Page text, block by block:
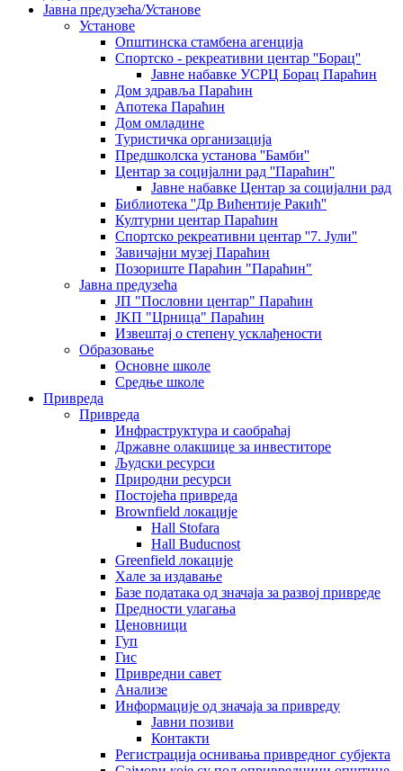
Јавна предузећа/Установе
Установе
Општинскa стамбенa агенцијa
Спортско - рекреативни центар ''Борац''
Јавне набавке УСРЦ Борац Параћин
Дом здравља Параћин
Апотека Параћин
Дом омладине
Туристичка организација
Предшколска установа ''Бамби''
Центар за социјални рад ''Параћин''
Јавне набавке Центар за социјални рад
Библиотека ''Др Вићентије Ракић''
Културни центар Параћин
Спортско рекреативни центар ''7. Јули''
Завичајни музеј Параћин
Позориште Параћин "Параћин"
Јавна предузећа
ЈП "Пословни центар" Параћин
ЈKП "Црница" Параћин
Извештај о степену усклађености
Образовање
Основне школе
Средње школе
Привреда
Привреда
Инфраструктура и саобраћај
Државне олакшице за инвеститоре
Људски ресурси
Природни ресурси
Постојећа привреда
Brownfield локације
Hall Stofara
Hall Buducnost
Greenfield локације
Хале за издавање
Базе података од значаја за развој привреде
Предности улагања
Ценовници
Гуп
Гис
Привредни савет
Aнализе
Информације од значаја за привреду
Јавни позиви
Контакти
Регистрација оснивања привредног субјекта